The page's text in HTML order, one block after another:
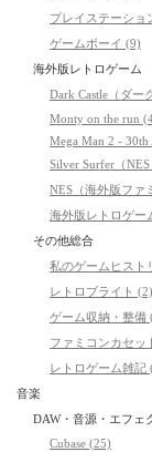
プレイステーショ
ゲームボーイ (9)
海外版レトロゲーム
Dark Castle（ダー
Monty on the run
Mega Man 2 - 30th
Silver Surfer（
NES（海外版ファ
海外版レトロゲー
その他総合
私のゲームヒスト
レトロブライト (2)
ゲーム収納・整備
ファミコンカセッ
レトロゲーム雑記
音楽
DAW・音源・エフェ
Cubase (25)